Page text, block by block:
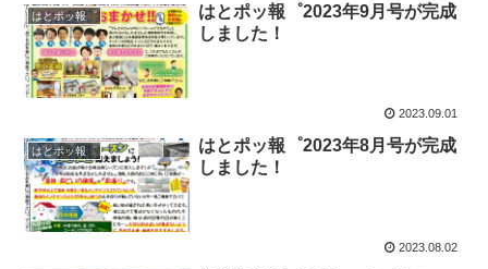
はとポッ報゜
はとポッ報゜2023年9月号が完成
しました！
2023.09.01
はとポッ報゜
はとポッ報゜2023年8月号が完成
しました！
2023.08.02